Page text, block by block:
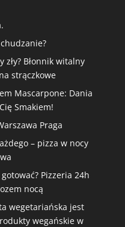
zły? Błonnik witalny
strączkowe
Mascarpone: Dania
Smakiem!
Praga
– pizza w nocy
Pizzeria 24h
nocą
wegetariańska jest
wegańskie w